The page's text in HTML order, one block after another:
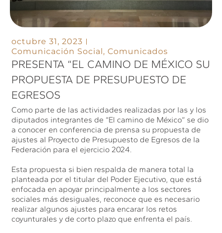
octubre 31, 2023
Comunicación Social,Comunicados
PRESENTA “EL CAMINO DE MÉXICO SU
PROPUESTA DE PRESUPUESTO DE
EGRESOS
Como parte de las actividades realizadas por las y los
diputados integrantes de “El camino de México” se dio
a conocer en conferencia de prensa su propuesta de
ajustes al Proyecto de Presupuesto de Egresos de la
Federación para el ejercicio 2024.
Esta propuesta si bien respalda de manera total la
planteada por el titular del Poder Ejecutivo, que está
enfocada en apoyar principalmente a los sectores
sociales más desiguales, reconoce que es necesario
realizar algunos ajustes para encarar los retos
coyunturales y de corto plazo que enfrenta el país.